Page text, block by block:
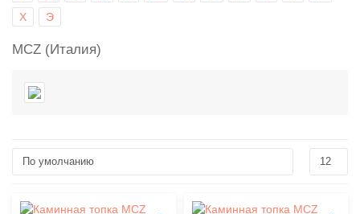
Х
Э
MCZ (Италия)